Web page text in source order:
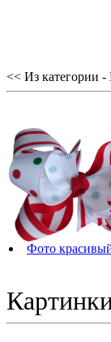
<< Из категории
Фото